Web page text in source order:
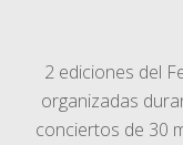
2 ediciones del
organizadas
conciertos de 30